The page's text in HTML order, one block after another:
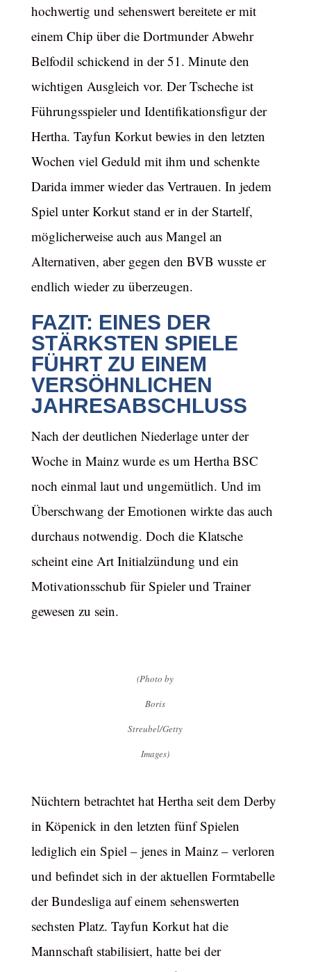
hochwertig und sehenswert bereitete er mit
einem Chip über die Dortmunder Abwehr
Belfodil schickend in der 51. Minute den
wichtigen Ausgleich vor. Der Tscheche ist
Führungsspieler und Identifikationsfigur der
Hertha. Tayfun Korkut bewies in den letzten
Wochen viel Geduld mit ihm und schenkte
Darida immer wieder das Vertrauen. In jedem
Spiel unter Korkut stand er in der Startelf,
möglicherweise auch aus Mangel an
Alternativen, aber gegen den BVB wusste er
endlich wieder zu überzeugen.
FAZIT: EINES DER
STÄRKSTEN SPIELE
FÜHRT ZU EINEM
VERSÖHNLICHEN
JAHRESABSCHLUSS
Nach der deutlichen Niederlage unter der
Woche in Mainz wurde es um Hertha BSC
noch einmal laut und ungemütlich. Und im
Überschwang der Emotionen wirkte das auch
durchaus notwendig. Doch die Klatsche
scheint eine Art Initialzündung und ein
Motivationsschub für Spieler und Trainer
gewesen zu sein.
(Photo by
Boris
Streubel/Getty
Images)
Nüchtern betrachtet hat Hertha seit dem Derby
in Köpenick in den letzten fünf Spielen
lediglich ein Spiel – jenes in Mainz – verloren
und befindet sich in der aktuellen Formtabelle
der Bundesliga auf einem sehenswerten
sechsten Platz. Tayfun Korkut hat die
Mannschaft stabilisiert, hatte bei der